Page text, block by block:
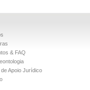
& FAQ
Apoio Jurídico